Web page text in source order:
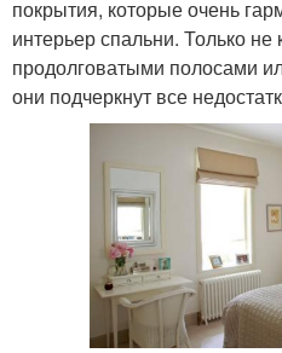
покрытия, которые очень
интерьер спальни. Только
продолговатыми полосами
они подчеркнут все